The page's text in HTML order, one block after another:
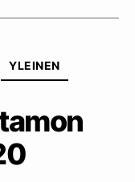
YLEINEN